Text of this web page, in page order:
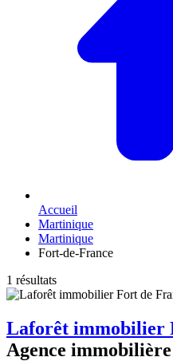
Accueil
Martinique
Martinique
Fort-de-France
1 résultats
Laforêt immobilier
Agence